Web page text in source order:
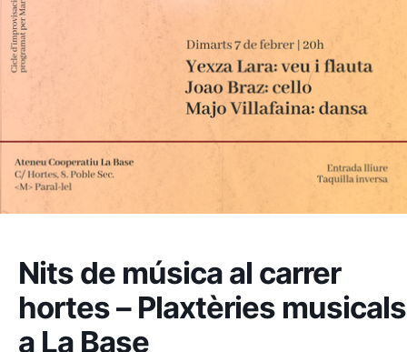
Nits de música al carrer
hortes – Plaxtèries musicals
a La Base